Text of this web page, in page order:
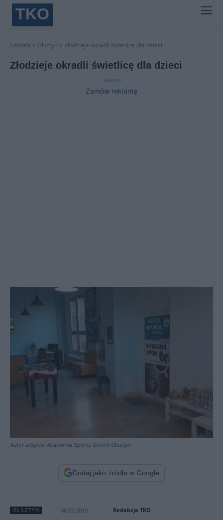
TKO
Główna Olsztyn Złodzieje okradli świetlicę dla dzieci
Złodzieje okradli świetlicę dla dzieci
reklama
Zamów reklamę
Autor zdjęcia: Akademia Sportu Stomil Olsztyn
Dodaj jako źródło w Google
OLSZTYN 08.07.2019 Redakcja TKO